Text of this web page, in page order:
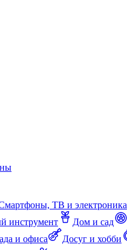
ТВ и электроника
инструмент Дом и сад
и офиса
Досуг и хобби